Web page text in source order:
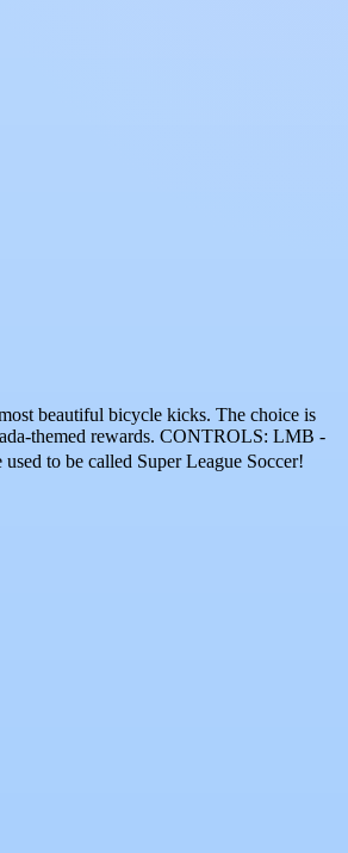
beautiful bicycle kicks. The choice is
themed rewards. CONTROLS: LMB -
to be called Super League Soccer!